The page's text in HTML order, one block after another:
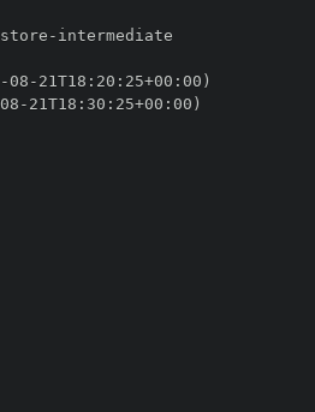
-
-08 - 21T18 : 20 : 25+00 :
08 - 21T18 : 30 : 25+00 :